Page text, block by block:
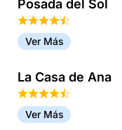
Posada del Sol
Ver Más
La Casa de Ana
Ver Más